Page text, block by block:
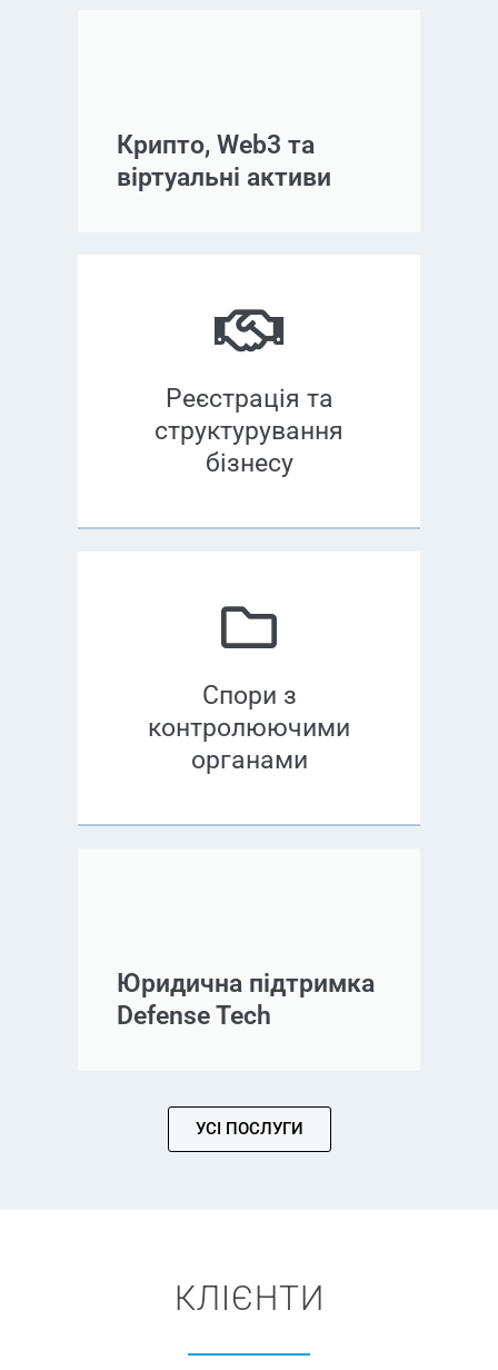
Крипто, Web3 та
віртуальні активи
Реєстрація та
структурування
бізнесу
Спори з
контролюючими
органами
Юридична підтримка
Defense Tech
УСІ ПОСЛУГИ
КЛІЄНТИ